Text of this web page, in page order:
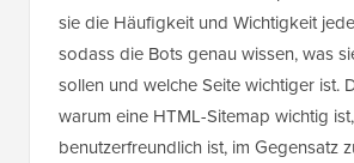
sie die Häufigkeit und Wichtigkeit
sodass die Bots genau wissen, was
sollen und welche Seite wichtiger ist.
warum eine HTML-Sitemap wichtig
benutzerfreundlich ist, im Gegensatz